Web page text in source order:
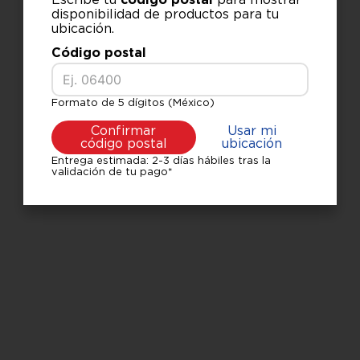
¿Qué debo hacer?
Comprueba los términos
ingresados
Intenta utilizar una sola
palabra
Utiliza términos genéricos en
la búsqueda
Intenta buscar sinónimos del
término deseado
disponibilidad de productos para tu
ubicación.
Código postal
Formato de 5 dígitos (México)
Confirmar
código postal
Usar mi
ubicación
Entrega estimada: 2-3 días hábiles tras la
validación de tu pago*
10. estufa